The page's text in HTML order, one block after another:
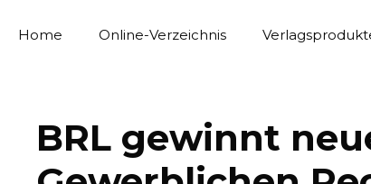
Home Online-Verzeichnis
BRL gewinnt